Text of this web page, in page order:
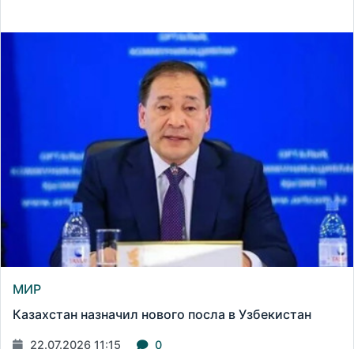
МИР
Казахстан назначил нового посла в Узбекистан
22.07.2026 11:15 0